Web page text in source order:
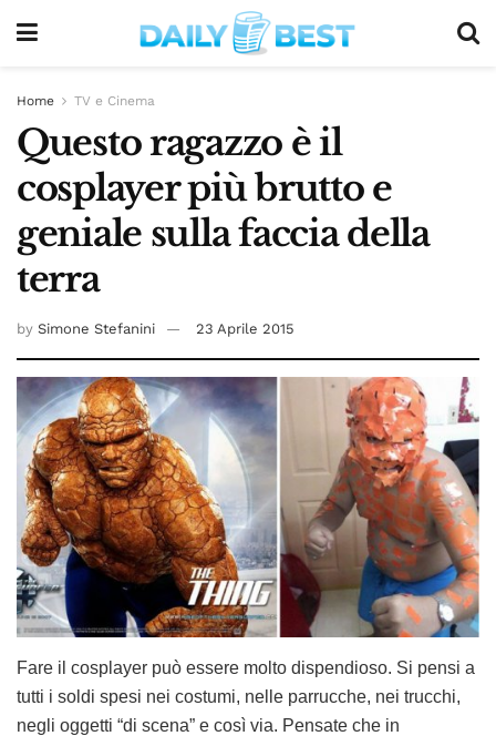
Home TV e Cinema
Questo ragazzo è il
cosplayer più brutto e
geniale sulla faccia della
terra
by Simone Stefanini 23 Aprile 2015
Fare il cosplayer può essere molto dispendioso. Si pensi a
tutti i soldi spesi nei costumi, nelle parrucche, nei trucchi,
negli oggetti “di scena” e così via. Pensate che in